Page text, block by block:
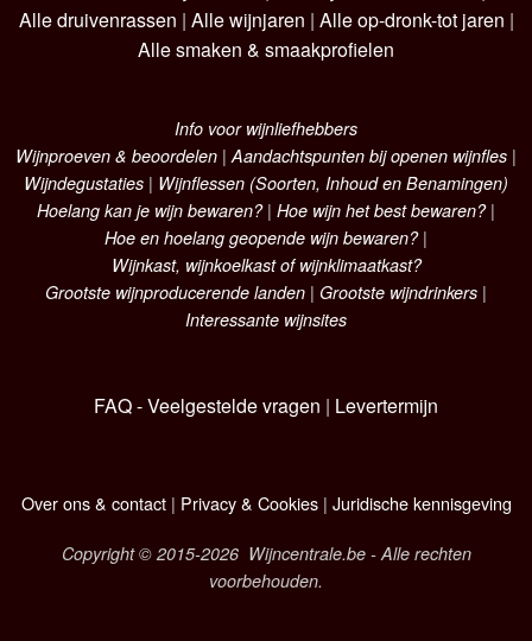
Alle druivenrassen | Alle wijnjaren | Alle op-dronk-tot jaren |
Alle smaken & smaakprofielen
Info voor wijnliefhebbers
Wijnproeven & beoordelen |Aandachtspunten bij openen wijnfles |
Wijndegustaties | Wijnflessen (Soorten, Inhoud en Benamingen)
Hoelang kan je wijn bewaren?| Hoe wijn het best bewaren?|
Hoe en hoelang geopende wijn bewaren?|
Wijnkast, wijnkoelkast of wijnklimaatkast?
Grootste wijnproducerende landen | Grootste wijndrinkers |
Interessante wijnsites
FAQ - Veelgestelde vragen | Levertermijn
Over ons & contact| Privacy & Cookies| Juridische kennisgeving
Copyright © 2015-2026 Wijncentrale.be - Alle rechten
voorbehouden.